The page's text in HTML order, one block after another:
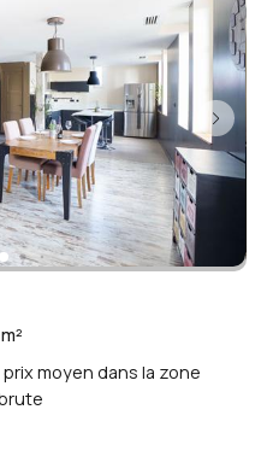
moyen dans la zone